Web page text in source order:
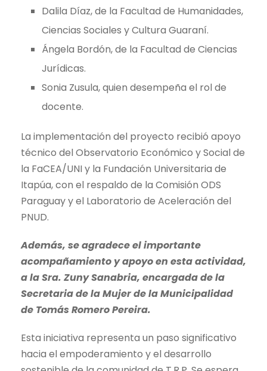
Dalila Díaz, de la Facultad de Humanidades,
Ciencias Sociales y Cultura Guaraní.
Ángela Bordón, de la Facultad de Ciencias
Jurídicas.
Sonia Zusula, quien desempeña el rol de
docente.
La implementación del proyecto recibió apoyo
técnico del Observatorio Económico y Social de
la FaCEA/UNI y la Fundación Universitaria de
Itapúa, con el respaldo de la Comisión ODS
Paraguay y el Laboratorio de Aceleración del
PNUD.
Además, se agradece el importante
acompañamiento y apoyo en esta actividad,
a la Sra. Zuny Sanabria, encargada de la
Secretaria de la Mujer de la Municipalidad
de Tomás Romero Pereira.
Esta iniciativa representa un paso significativo
hacia el empoderamiento y el desarrollo